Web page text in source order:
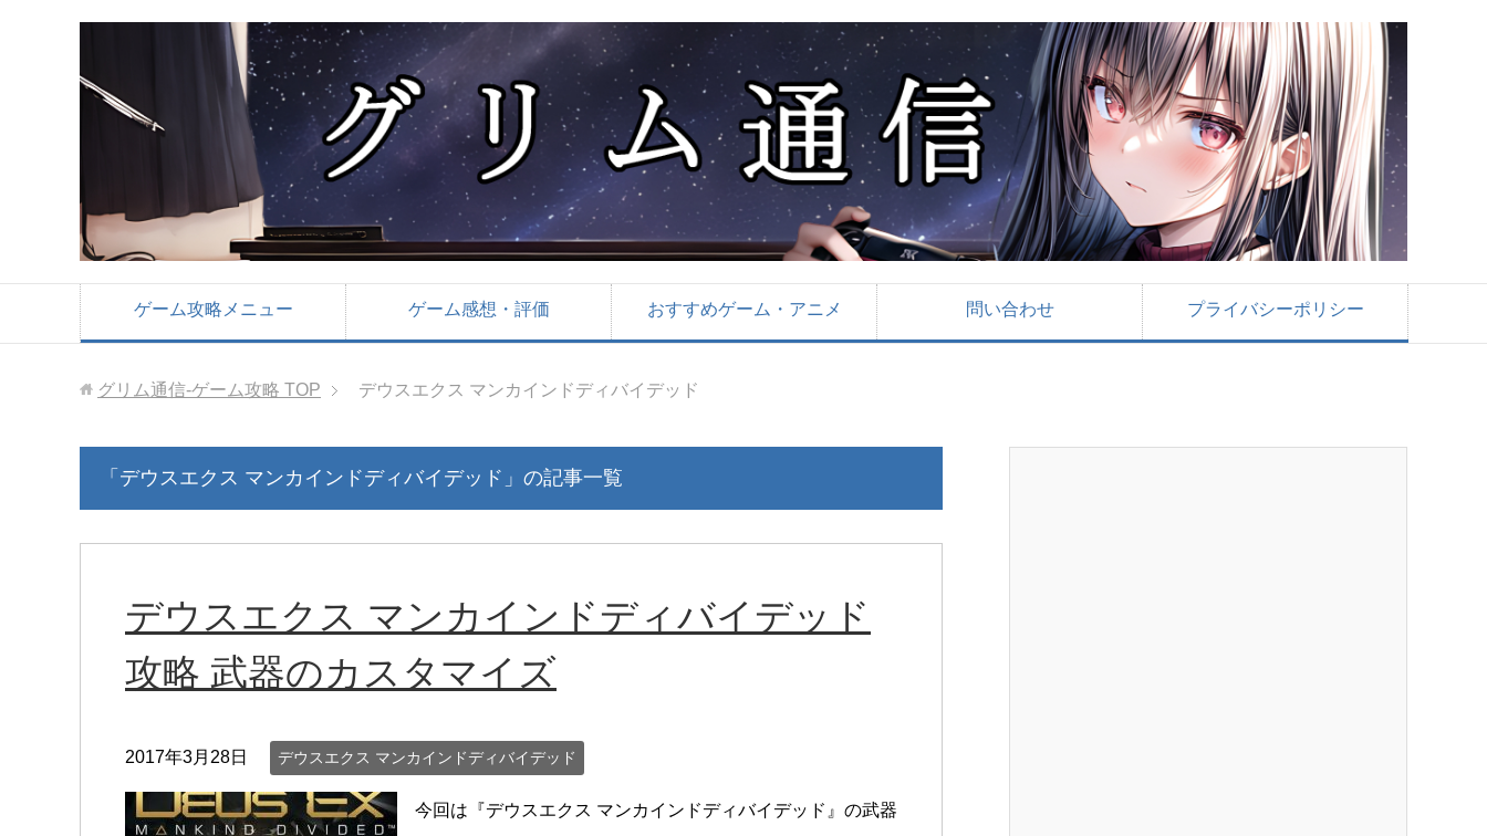
ゲーム攻略メニュー ゲーム感想・評価 おすすめゲーム・アニメ 問い合わせ プライバシーポリシー
グリム通信-ゲーム攻略 TOP デウスエクス マンカインドディバイデッド
「デウスエクス マンカインドディバイデッド」の記事一覧
デウスエクス マンカインドディバイデッド
攻略 武器のカスタマイズ
2017年3月28日 デウスエクス マンカインドディバイデッド
今回は『デウスエクス マンカインドディバイデッド』の武器